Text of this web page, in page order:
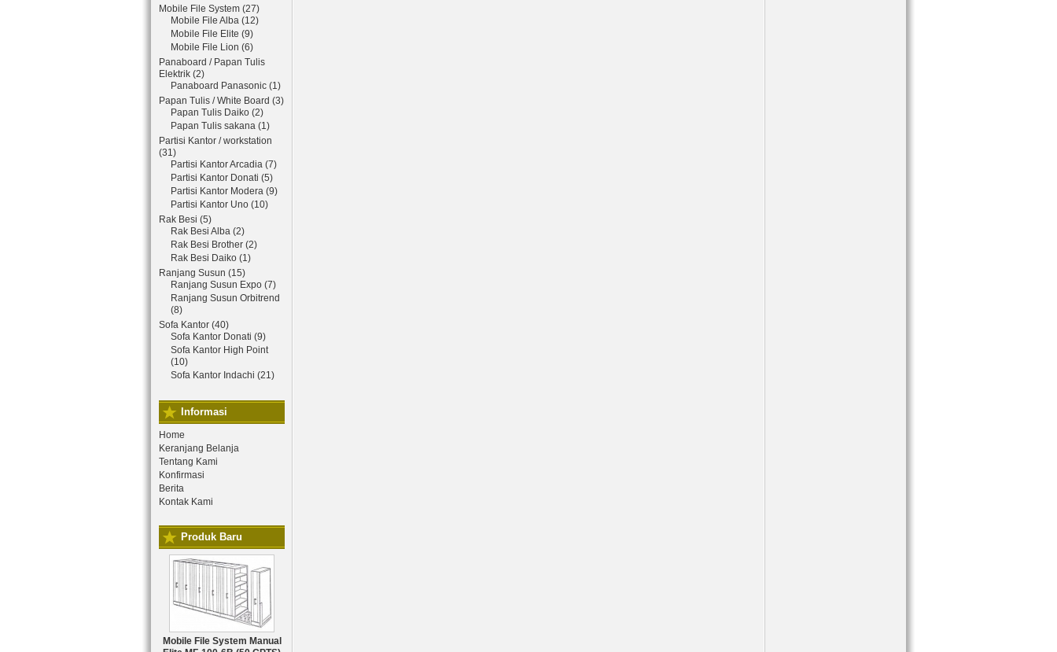
Mobile File System (27)
Mobile File Alba (12)
Mobile File Elite (9)
Mobile File Lion (6)
Panaboard / Papan Tulis
Elektrik (2)
Panaboard Panasonic (1)
Papan Tulis / White Board (3)
Papan Tulis Daiko (2)
Papan Tulis sakana (1)
Partisi Kantor / workstation
(31)
Partisi Kantor Arcadia (7)
Partisi Kantor Donati (5)
Partisi Kantor Modera (9)
Partisi Kantor Uno (10)
Rak Besi (5)
Rak Besi Alba (2)
Rak Besi Brother (2)
Rak Besi Daiko (1)
Ranjang Susun (15)
Ranjang Susun Expo (7)
Ranjang Susun Orbitrend
(8)
Sofa Kantor (40)
Sofa Kantor Donati (9)
Sofa Kantor High Point
(10)
Sofa Kantor Indachi (21)
Informasi
Home
Keranjang Belanja
Tentang Kami
Konfirmasi
Berita
Kontak Kami
Produk Baru
Mobile File System Manual